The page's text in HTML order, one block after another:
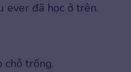
ever đã học ở trên.
chỗ trống.